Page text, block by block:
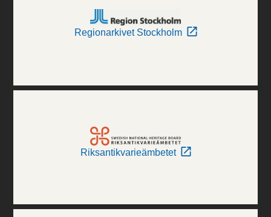
Regionarkivet Stockholm
Riksantikvarieämbetet